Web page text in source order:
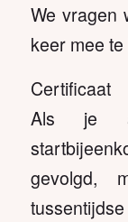
We vragen
keer mee
Certificaat
Als je
gevolgd,